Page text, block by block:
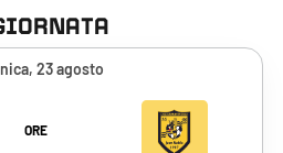
23 agosto
OREdomenica, 23 agosto 2026,